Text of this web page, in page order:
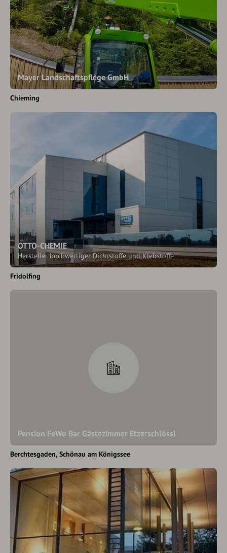
Mayer Landschaftspflege GmbH
Chieming
OTTO-CHEMIE
Hersteller hochwertiger Dichtstoffe und Klebstoffe
Fridolfing
Pension FeWo Bar Gästezimmer Etzerschlössl
Berchtesgaden Schönau am Königssee